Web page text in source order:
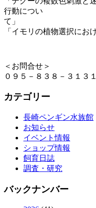
行動につい
「イモリの植物選択にお
＜お問合せ＞
０９５－８３８－３１３１
カテゴリー
長崎ペンギン水族館
お知らせ
イベント情報
ショップ情報
飼育日誌
調査・研究
バックナンバー